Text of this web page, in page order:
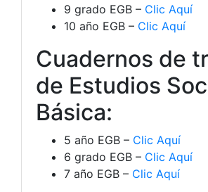
9 grado EGB – Clic Aquí
10 año EGB – Clic Aquí
Cuadernos de
de Estudios
Básica:
5 año EGB – Clic Aquí
6 grado EGB – Clic Aquí
7 año EGB – Clic Aquí